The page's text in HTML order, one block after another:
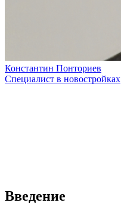
Константин Понториев
Специалист в новостройках
Введение